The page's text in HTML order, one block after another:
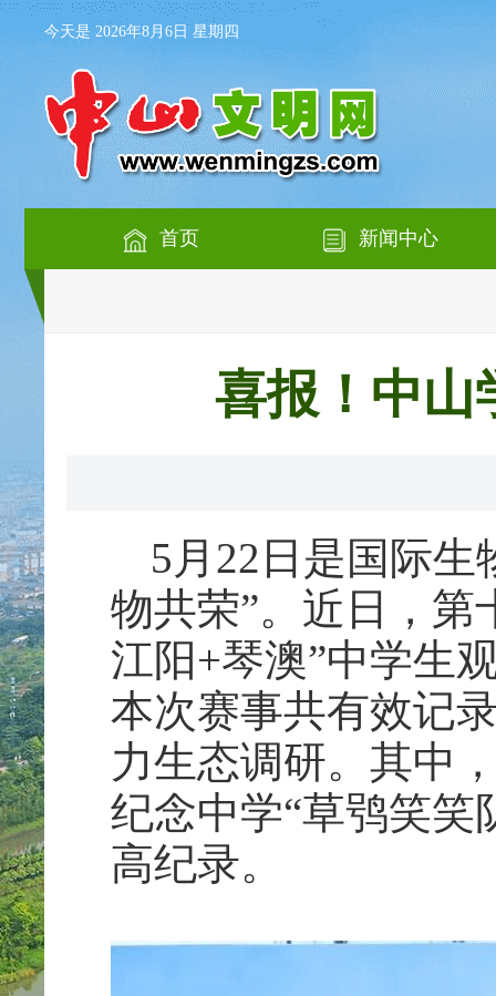
今天是 2026年8月6日 星期四
首页 新闻中心
喜报！中山
5月22日是国际
物共荣”。近日，第
江阳+琴澳”中学生
本次赛事共有效记
力生态调研。其中
纪念中学“草鸮笑笑
高纪录。